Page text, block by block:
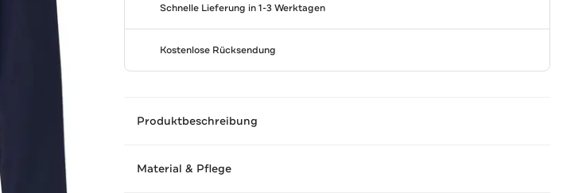
Schnelle Lieferung in 1-3 Werktagen
Kostenlose Rücksendung
Produktbeschreibung
Material & Pflege